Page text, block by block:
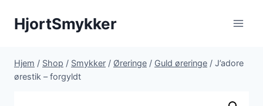
HjortSmykker
Hjem / Shop / Smykker / Øreringe / Guld øreringe / J’adore
ørestik – forgyldt